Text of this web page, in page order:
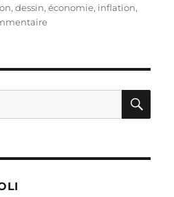
,dessin,économie, inflation,
sur